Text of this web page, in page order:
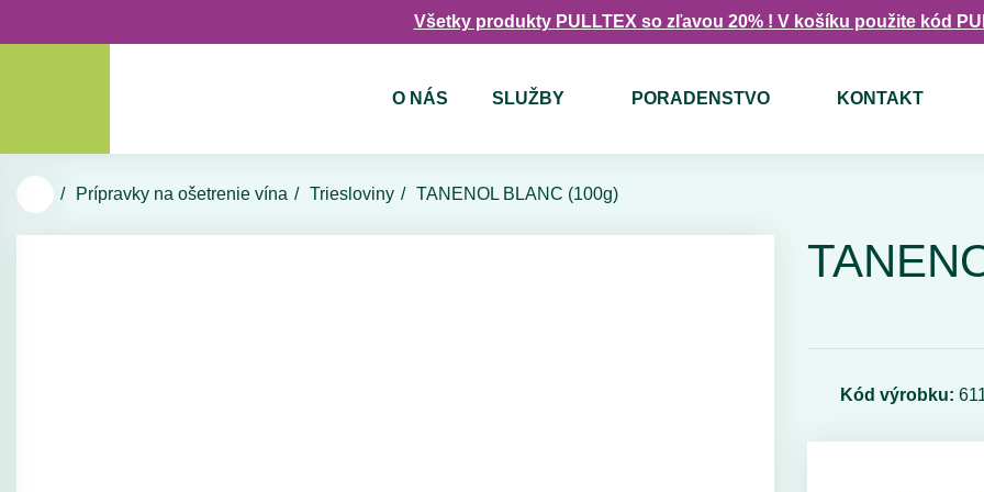
Všetky produkty PULLTEX so zľavou 20% ! V košíku použite kód
O NÁS SLUŽBY PORADENSTVO KONTAKT
Prípravky na ošetrenie vína Triesloviny TANENOL BLANC (100g)
Kód výrobku: